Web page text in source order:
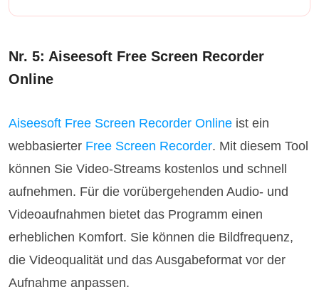
Nr. 5: Aiseesoft Free Screen Recorder
Online
Aiseesoft Free Screen Recorder Online ist ein
webbasierter Free Screen Recorder. Mit diesem Tool
können Sie Video-Streams kostenlos und schnell
aufnehmen. Für die vorübergehenden Audio- und
Videoaufnahmen bietet das Programm einen
erheblichen Komfort. Sie können die Bildfrequenz,
die Videoqualität und das Ausgabeformat vor der
Aufnahme anpassen.